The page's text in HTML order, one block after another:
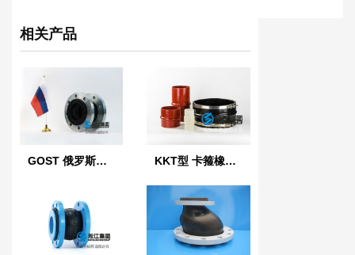
相关产品
GOST 俄罗斯标准橡胶膨胀节 KKT型 卡箍橡胶接头